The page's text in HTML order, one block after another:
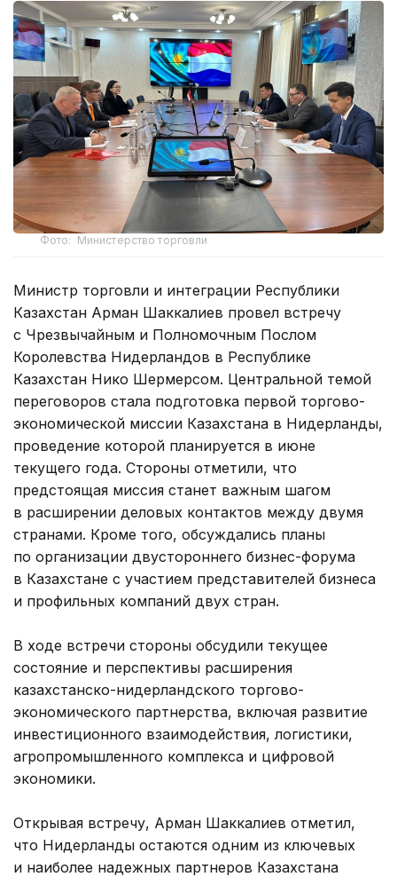
Фото: Министерство торговли
Министр торговли и интеграции Республики
Казахстан Арман Шаккалиев провел встречу
с Чрезвычайным и Полномочным Послом
Королевства Нидерландов в Республике
Казахстан Нико Шермерсом. Центральной темой
переговоров стала подготовка первой торгово-
экономической миссии Казахстана в Нидерланды,
проведение которой планируется в июне
текущего года. Стороны отметили, что
предстоящая миссия станет важным шагом
в расширении деловых контактов между двумя
странами. Кроме того, обсуждались планы
по организации двустороннего бизнес-форума
в Казахстане с участием представителей бизнеса
и профильных компаний двух стран.
В ходе встречи стороны обсудили текущее
состояние и перспективы расширения
казахстанско-нидерландского торгово-
экономического партнерства, включая развитие
инвестиционного взаимодействия, логистики,
агропромышленного комплекса и цифровой
экономики.
Открывая встречу, Арман Шаккалиев отметил,
что Нидерланды остаются одним из ключевых
и наиболее надежных партнеров Казахстана